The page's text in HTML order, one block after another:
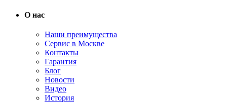
О нас
Наши преимущества
Сервис в Москве
Контакты
Гарантия
Блог
Новости
Видео
История